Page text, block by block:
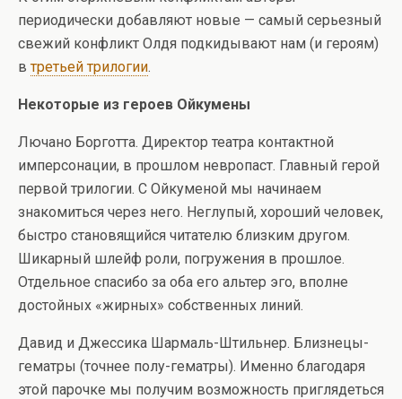
периодически добавляют новые — самый серьезный
свежий конфликт Олдя подкидывают нам (и героям)
втретьей трилогии.
Некоторые из героев Ойкумены
Лючано Борготта. Директор театра контактной
имперсонации, в прошлом невропаст. Главный герой
первой трилогии. С Ойкуменой мы начинаем
знакомиться через него. Неглупый, хороший человек,
быстро становящийся читателю близким другом.
Шикарный шлейф роли, погружения в прошлое.
Отдельное спасибо за оба его альтер эго, вполне
достойных «жирных» собственных линий.
Давид и Джессика Шармаль-Штильнер. Близнецы-
гематры (точнее полу-гематры). Именно благодаря
этой парочке мы получим возможность приглядеться